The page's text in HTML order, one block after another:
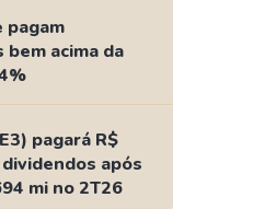
pagam
acima da
pagará R$
após
mi no 2T26